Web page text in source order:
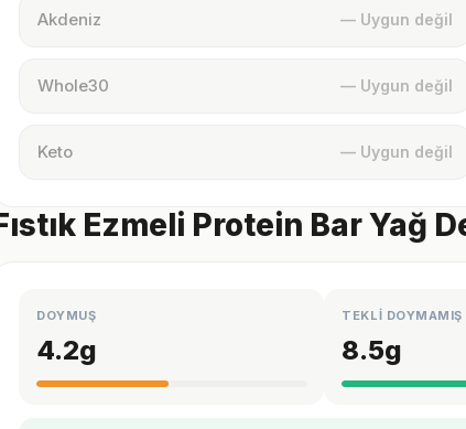
Akdeniz — Uygun değil
Whole30 — Uygun değil
Keto — Uygun değil
Ezmeli Protein Bar Yağ
DOYMUŞ
4.2g
TEKLİ DOYMAMIŞ
8.5g